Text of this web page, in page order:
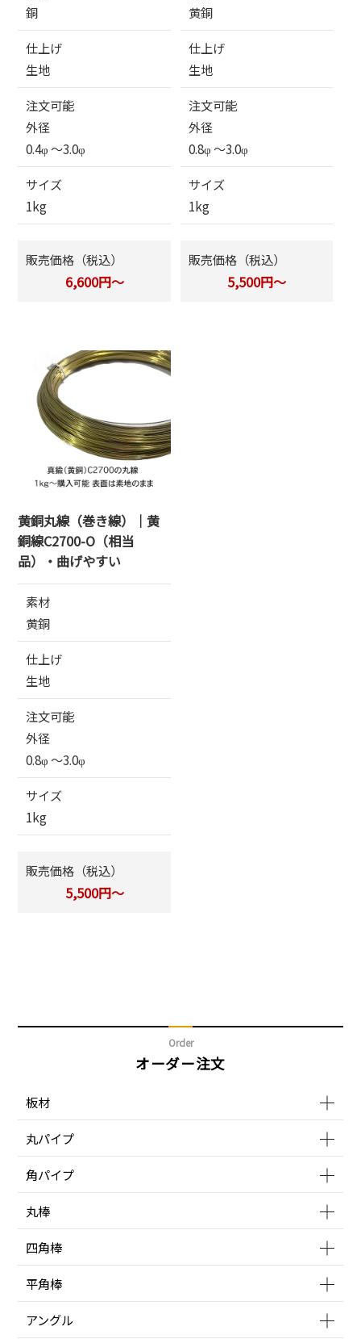
銅
仕上げ
生地
注文可能
外径
0.4φ 〜3.0φ
サイズ
1kg
販売価格（税込）
6,600円～
黄銅
仕上げ
生地
注文可能
外径
0.8φ 〜3.0φ
サイズ
1kg
販売価格（税込）
5,500円～
黄銅丸線（巻き線）｜黄
銅線C2700-O（相当
品）・曲げやすい
素材
黄銅
仕上げ
生地
注文可能
外径
0.8φ 〜3.0φ
サイズ
1kg
販売価格（税込）
5,500円～
Order
オーダー注文
板材
丸パイプ
角パイプ
丸棒
四角棒
平角棒
アングル